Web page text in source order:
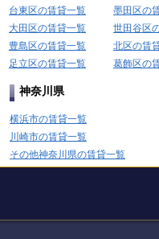
台東区の賃貸一覧
墨田区の
大田区の賃貸一覧
世田谷区
豊島区の賃貸一覧
北区の賃
足立区の賃貸一覧
葛飾区の
神奈川県
横浜市の賃貸一覧
川崎市の賃貸一覧
その他神奈川県の賃貸一覧